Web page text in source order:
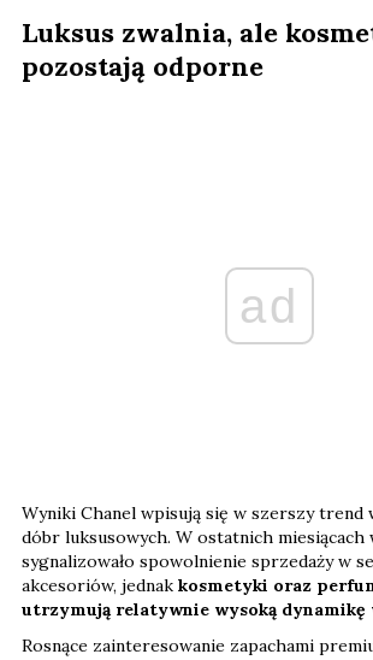
Luksus zwalnia, ale
pozostają odporne
ad
Wyniki Chanel wpisują się w szerszy trend
dóbr luksusowych. W ostatnich
sygnalizowało spowolnienie sprzedaży w
akcesoriów, jednak kosmetyki oraz
utrzymują relatywnie wysoką dynamikę
Rosnące zainteresowanie zapachami